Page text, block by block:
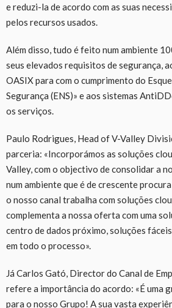
e reduzi-la de acordo com as suas
pelos recursos usados.
Além disso, tudo é feito num ambiente
seus elevados requisitos de segurança,
OASIX para com o cumprimento do
Segurança (ENS)» e aos sistemas
os serviços.
Paulo Rodrigues, Head of V-Valley
parceria: «Incorporámos as soluções
Valley, com o objectivo de consolidar a
num ambiente que é de crescente
o nosso canal trabalha com soluções
complementa a nossa oferta com uma
centro de dados próximo, soluções
em todo o processo».
Já Carlos Gató, Director do Canal de
refere a importância do acordo: «É uma
para o nosso Grupo! A sua vasta